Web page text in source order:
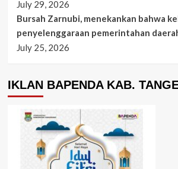
July 29, 2026
Bursah Zarnubi, menekankan bahwa
penyelenggaraan pemerintahan
July 25, 2026
IKLAN BAPENDA KAB.